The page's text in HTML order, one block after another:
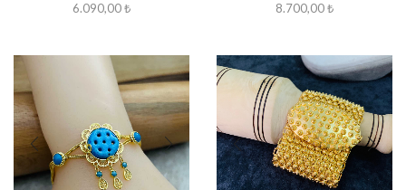
6.090,00₺ 8.700,00₺